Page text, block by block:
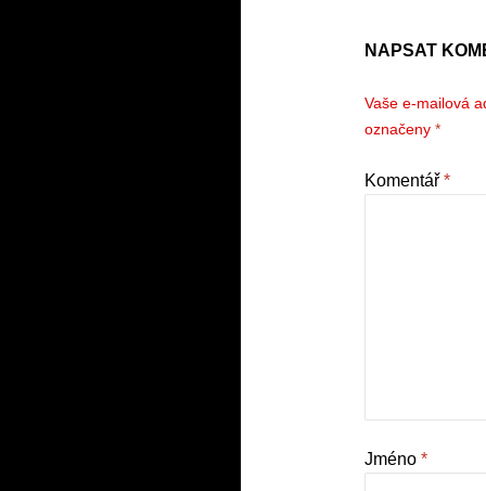
NAPSAT
Vaše e-mailová
označeny *
Komentář *
Jméno *